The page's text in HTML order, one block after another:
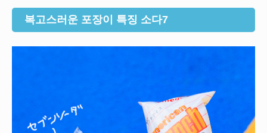
복고스러운 포장이 특징 소다7